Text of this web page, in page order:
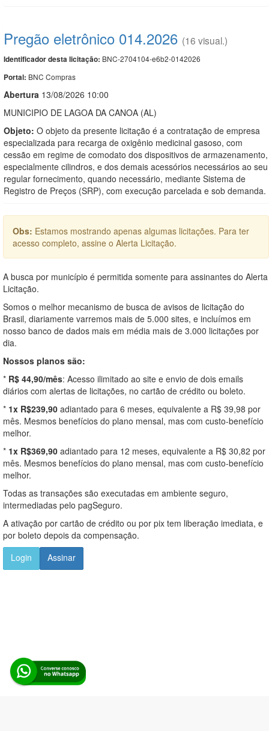
Pregão eletrônico 014.2026 (16 visual.)
Identificador desta licitação: BNC-2704104-e6b2-0142026
Portal: BNC Compras
Abertura 13/08/2026 10:00
MUNICIPIO DE LAGOA DA CANOA (AL)
Objeto: O objeto da presente licitação é a contratação de empresa
especializada para recarga de oxigênio medicinal gasoso, com
cessão em regime de comodato dos dispositivos de armazenamento,
especialmente cilindros, e dos demais acessórios necessários ao seu
regular fornecimento, quando necessário, mediante Sistema de
Registro de Preços (SRP), com execução parcelada e sob demanda.
Obs: Estamos mostrando apenas algumas licitações. Para ter
acesso completo, assine o Alerta Licitação.
A busca por município é permitida somente para assinantes do Alerta
Licitação.
Somos o melhor mecanismo de busca de avisos de licitação do
Brasil, diariamente varremos mais de 5.000 sites, e incluímos em
nosso banco de dados mais em média mais de 3.000 licitações por
dia.
Nossos planos são:
* R$ 44,90/mês: Acesso ilimitado ao site e envio de dois emails
diários com alertas de licitações, no cartão de crédito ou boleto.
* 1x R$239,90 adiantado para 6 meses, equivalente a R$ 39,98 por
mês. Mesmos benefícios do plano mensal, mas com custo-benefício
melhor.
* 1x R$369,90 adiantado para 12 meses, equivalente a R$ 30,82 por
mês. Mesmos benefícios do plano mensal, mas com custo-benefício
melhor.
Todas as transações são executadas em ambiente seguro,
intermediadas pelo pagSeguro.
A ativação por cartão de crédito ou por pix tem liberação imediata, e
por boleto depois da compensação.
Login
Assinar